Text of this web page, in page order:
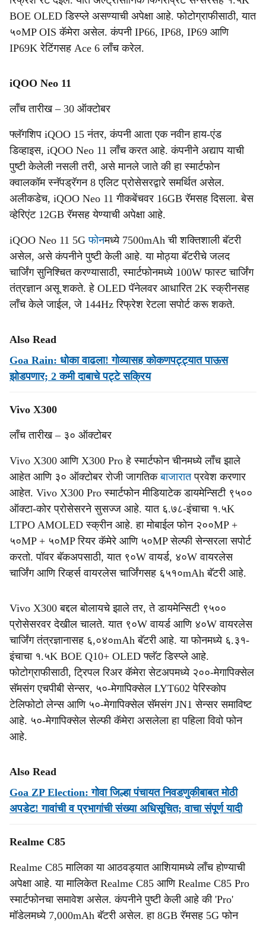
BOE OLED डिस्प्ले असण्याची अपेक्षा आहे. फोटोग्राफीसाठी, यात
५०MP OIS कॅमेरा असेल. कंपनी IP66, IP68, IP69 आणि
IP69K रेटिंगसह Ace 6 लाँच करेल.
iQOO Neo 11
लाँच तारीख – 30 ऑक्टोबर
फ्लॅगशिप iQOO 15 नंतर, कंपनी आता एक नवीन हाय-एंड
डिव्हाइस, iQOO Neo 11 लाँच करत आहे. कंपनीने अद्याप याची
पुष्टी केलेली नसली तरी, असे मानले जाते की हा स्मार्टफोन
क्वालकॉम स्नॅपड्रॅगन 8 एलिट प्रोसेसरद्वारे समर्थित असेल.
अलीकडेच, iQOO Neo 11 गीकबेंचवर 16GB रॅमसह दिसला. बेस
व्हेरिएंट 12GB रॅमसह येण्याची अपेक्षा आहे.
iQOO Neo 11 5Gफोनमध्ये 7500mAh ची शक्तिशाली बॅटरी
असेल, असे कंपनीने पुष्टी केली आहे. या मोठ्या बॅटरीचे जलद
चार्जिंग सुनिश्चित करण्यासाठी, स्मार्टफोनमध्ये 100W फास्ट चार्जिंग
तंत्रज्ञान असू शकते. हे OLED पॅनेलवर आधारित 2K स्क्रीनसह
लाँच केले जाईल, जे 144Hz रिफ्रेश रेटला सपोर्ट करू शकते.
Also Read
Goa Rain: धोका वाढला! गोव्‍यासह कोकणपट्ट्यात पाऊस
झोडपणार; 2 कमी दाबाचे पट्टे सक्रिय
Vivo X300
लाँच तारीख – ३० ऑक्टोबर
Vivo X300 आणि X300 Pro हे स्मार्टफोन चीनमध्ये लाँच झाले
आहेत आणि ३० ऑक्टोबर रोजी जागतिकबाजारातप्रवेश करणार
आहेत. Vivo X300 Pro स्मार्टफोन मीडियाटेक डायमेन्सिटी ९५००
ऑक्टा-कोर प्रोसेसरने सुसज्ज आहे. यात ६.७८-इंचाचा १.५K
LTPO AMOLED स्क्रीन आहे. हा मोबाईल फोन २००MP +
५०MP + ५०MP रियर कॅमेरे आणि ५०MP सेल्फी सेन्सरला सपोर्ट
करतो. पॉवर बॅकअपसाठी, यात ९०W वायर्ड, ४०W वायरलेस
चार्जिंग आणि रिव्हर्स वायरलेस चार्जिंगसह ६५१०mAh बॅटरी आहे.
Vivo X300 बद्दल बोलायचे झाले तर, ते डायमेन्सिटी ९५००
प्रोसेसरवर देखील चालते. यात ९०W वायर्ड आणि ४०W वायरलेस
चार्जिंग तंत्रज्ञानासह ६,०४०mAh बॅटरी आहे. या फोनमध्ये ६.३१-
इंचाचा १.५K BOE Q10+ OLED फ्लॅट डिस्प्ले आहे.
फोटोग्राफीसाठी, ट्रिपल रिअर कॅमेरा सेटअपमध्ये २००-मेगापिक्सेल
सॅमसंग एचपीबी सेन्सर, ५०-मेगापिक्सेल LYT602 पेरिस्कोप
टेलिफोटो लेन्स आणि ५०-मेगापिक्सेल सॅमसंग JN1 सेन्सर समाविष्ट
आहे. ५०-मेगापिक्सेल सेल्फी कॅमेरा असलेला हा पहिला विवो फोन
आहे.
Also Read
Goa ZP Election: गोवा जिल्हा पंचायत निवडणुकीबाबत मोठी
अपडेट! गावांची व प्रभागांची संख्या अधिसूचित; वाचा संपूर्ण यादी
Realme C85
Realme C85 मालिका या आठवड्यात आशियामध्ये लाँच होण्याची
अपेक्षा आहे. या मालिकेत Realme C85 आणि Realme C85 Pro
स्मार्टफोनचा समावेश असेल. कंपनीने पुष्टी केली आहे की 'Pro'
मॉडेलमध्ये 7,000mAh बॅटरी असेल. हा 8GB रॅमसह 5G फोन